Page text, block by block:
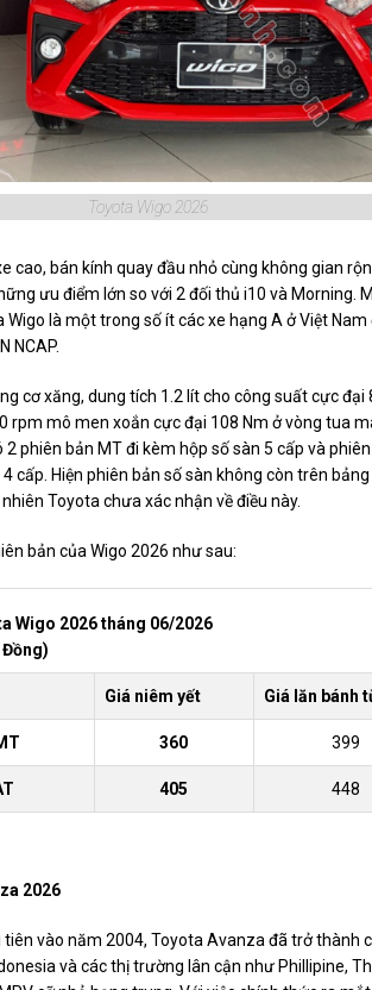
Toyota Wigo 2026
cao, bán kính quay đầu nhỏ cùng không gian
ưu điểm lớn so với 2 đối thủ i10 và Morning.
Wigo là một trong số ít các xe hạng A ở Việt
NCAP.
cơ xăng, dung tích 1.2 lít cho công suất cực đại
rpm mô men xoắn cực đại 108 Nm ở vòng tua
2 phiên bản MT đi kèm hộp số sàn 5 cấp và
cấp. Hiện phiên bản số sàn không còn trên
Toyota chưa xác nhận về điều này.
bản của Wigo 2026 như sau:
Wigo 2026 tháng 06/2026
Giá niêm yết Giá lăn bánh
360 399
405 448
2026
tiên vào năm 2004, Toyota Avanza đã trở thành
và các thị trường lân cận như Phillipine,